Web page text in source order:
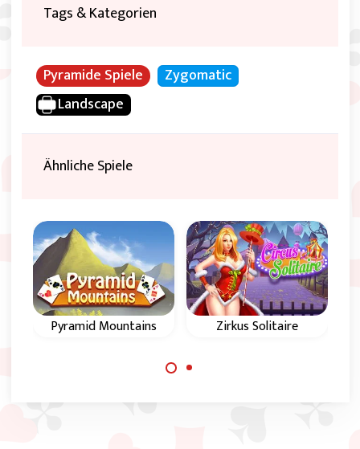
Tags & Kategorien
Pyramide Spiele
Zygomatic
Landscape
Ähnliche Spiele
Pyramid Mountains
Spiel alle Karten
Zirkus Solitaire